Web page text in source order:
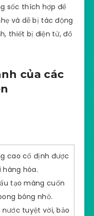
sốc thích hợp để
và dễ bị tác động
thiết bị điện tử, đồ
của các
cao cố định được
hàng hóa.
tạo màng cuốn
bóng nhỏ.
nước tuyệt vời, bảo